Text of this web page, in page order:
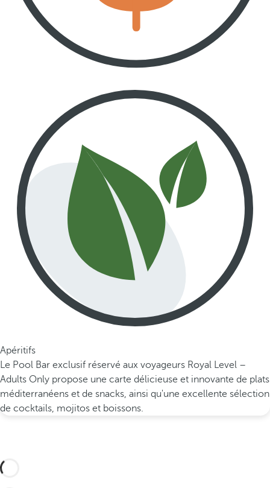
Apéritifs
Le Pool Bar exclusif réservé aux voyageurs Royal Level –
Adults Only propose une carte délicieuse et innovante de plats
méditerranéens et de snacks, ainsi qu'une excellente sélection
de cocktails, mojitos et boissons.